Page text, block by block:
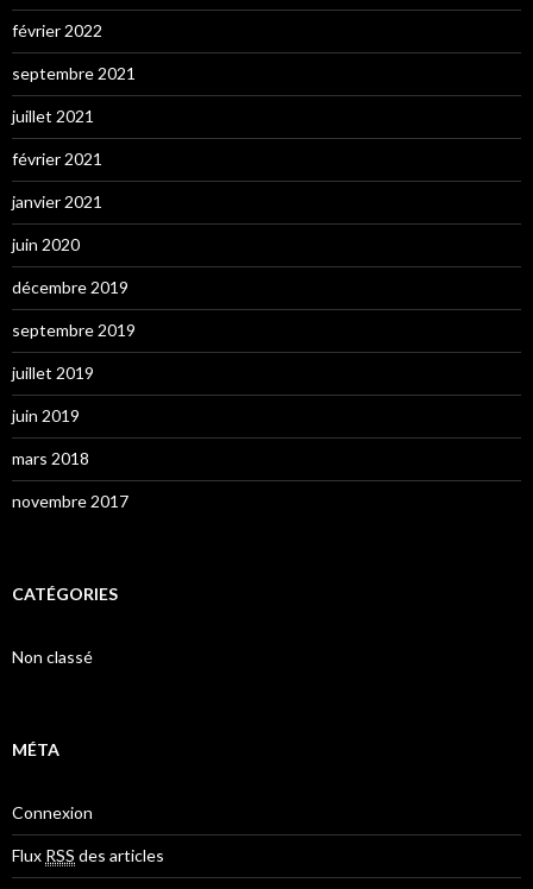
février 2022
septembre 2021
juillet 2021
février 2021
janvier 2021
juin 2020
décembre 2019
septembre 2019
juillet 2019
juin 2019
mars 2018
novembre 2017
CATÉGORIES
Non classé
MÉTA
Connexion
Flux RSS des articles